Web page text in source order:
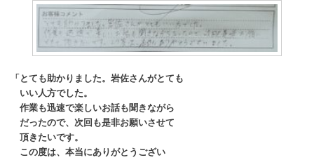
「とても助かりました。岩佐さんがとても
いい人方でした。
作業も迅速で楽しいお話も聞きながら
だったので、次回も是非お願いさせて
頂きたいです。
この度は、本当にありがとうござい